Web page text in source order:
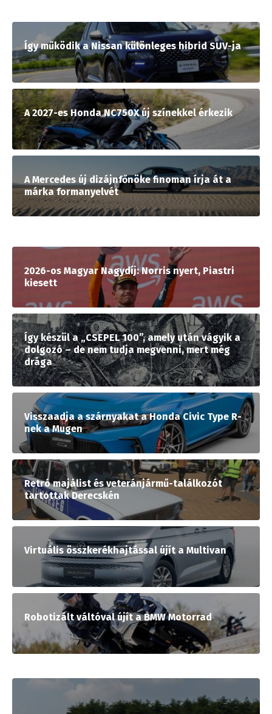
Így működik a Nissan különleges hibrid SUV-ja
A 2027-es Honda NC750X új színekkel érkezik
A Mercedes új dizájnfőnöke finoman írja át a
márka formanyelvét
2026-os Magyar Nagydíj: Norris nyert, Piastri
kiesett
Így készül a „CSEPEL 100”, amely után vágyik a
dolgozó – de nem tudja megvenni, mert még
drága
Visszaadja a szárnyakat a Honda Civic Type R-
nek a Mugen
Retró majálist és veteránjármű-találkozót
tartottak Derecskén
Virtuális összkerékhajtással újít a Multivan
Robotizált váltóval újít a BMW Motorrad